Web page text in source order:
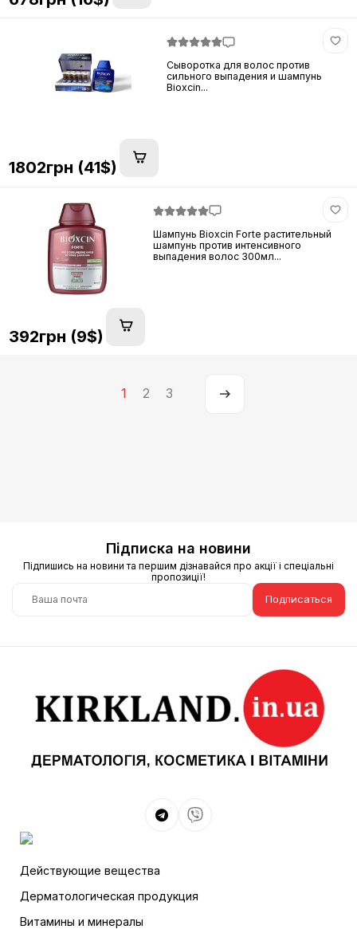
Сыворотка для волос против
сильного выпадения и шампунь
Bioxcin...
1802грн (41$)
Шампунь Bioxcin Forte растительный
шампунь против интенсивного
выпадения волос 300мл...
392грн (9$)
1 2 3
Підписка на новини
Підпишись на новини та першим дізнавайся про акції і спеціальні
пропозиції!
Подписаться
Действующие вещества
Дерматологическая продукция
Витамины и минералы